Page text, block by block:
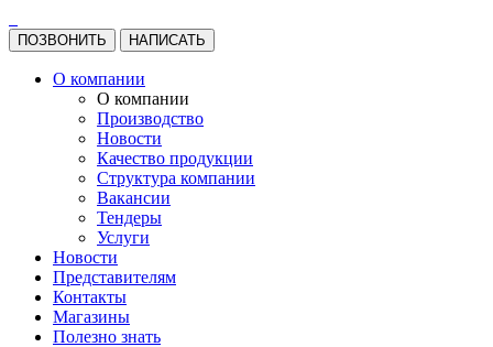
ПОЗВОНИТЬ НАПИСАТЬ
О компании
О компании
Производство
Новости
Качество продукции
Структура компании
Вакансии
Тендеры
Услуги
Новости
Представителям
Контакты
Магазины
Полезно знать